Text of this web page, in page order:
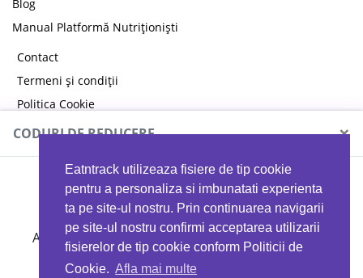
Eatntrack utilizeaza fisiere de tip cookie
pentru a personaliza si imbunatati experienta
ta pe site-ul nostru. Prin continuarea navigarii
pe site-ul nostru confirmi acceptarea utilizarii
fisierelor de tip cookie conform Politicii de
Cookie. Afla mai multe
Blog
Manual Platformă Nutriționiști
Contact
Termeni și condiții
Politica Cookie
Politica de confidențialitate
CODURI DE REDUCERE ×
MYPROTEIN
Ai 40%reducere la orice comandă folosind codul
EATTRACK